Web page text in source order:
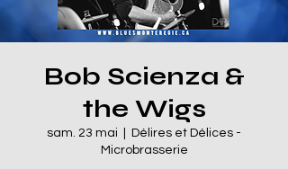
Bob Scienza &
the Wigs
sam. 23 mai
Délires et Délices -
Microbrasserie